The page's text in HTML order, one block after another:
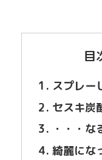
目
スプレー
セスキ炭
・・・
綺麗にな